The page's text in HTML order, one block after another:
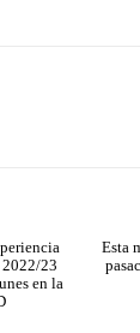
2022/23
en la
Esta